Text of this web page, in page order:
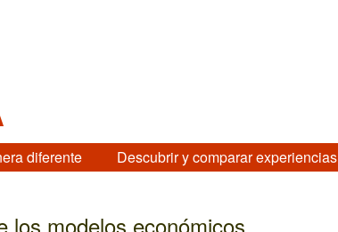
diferente Descubrir y comparar experiencias
los modelos económicos